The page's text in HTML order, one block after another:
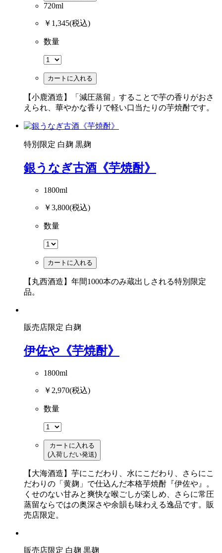
720ml
￥1,345(税込)
数量
カートに入れる
【小鹿酒造】「減圧蒸留」することで芋の香りがおさ
えられ、華やかな香りで軽い口当たりの芋焼酎です。
特別限定 白麹 黒麹
銀うなぎ古酒《芋焼酎》
1800ml
￥3,800(税込)
数量
カートに入れる
【丸西酒造】年間1000本のみ蔵出しされる特別限定
品。
販売店限定 白麹
伊佐や《芋焼酎》
1800ml
￥2,970(税込)
数量
カートに入れる
(入荷しだい発送)
【大海酒造】芋にこだわり、水にこだわり、さらにこ
だわりの「黄麹」で仕込んだ本格芋焼酎『伊佐や』。
くせのない甘みと爽快な喉ごしが楽しめ、さらに常圧
蒸留ならではの奥深さや余韻も味わえる逸品です。販
売店限定。
販売店限定 白麹 黒麹